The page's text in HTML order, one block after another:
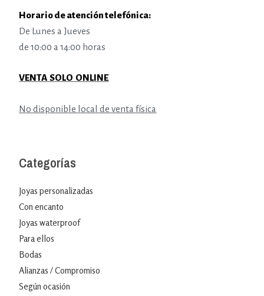
Horario de atención telefónica:
De Lunes a Jueves
de 10:00 a 14:00 horas
VENTA SOLO ONLINE
No disponible local de venta física
Categorías
Joyas personalizadas
Con encanto
Joyas waterproof
Para ellos
Bodas
Alianzas / Compromiso
Según ocasión